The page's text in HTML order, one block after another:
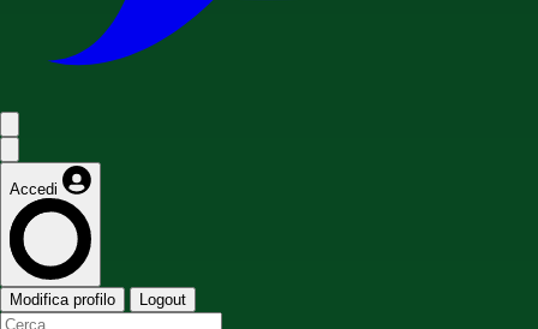
Accedi
Modifica profilo Logout